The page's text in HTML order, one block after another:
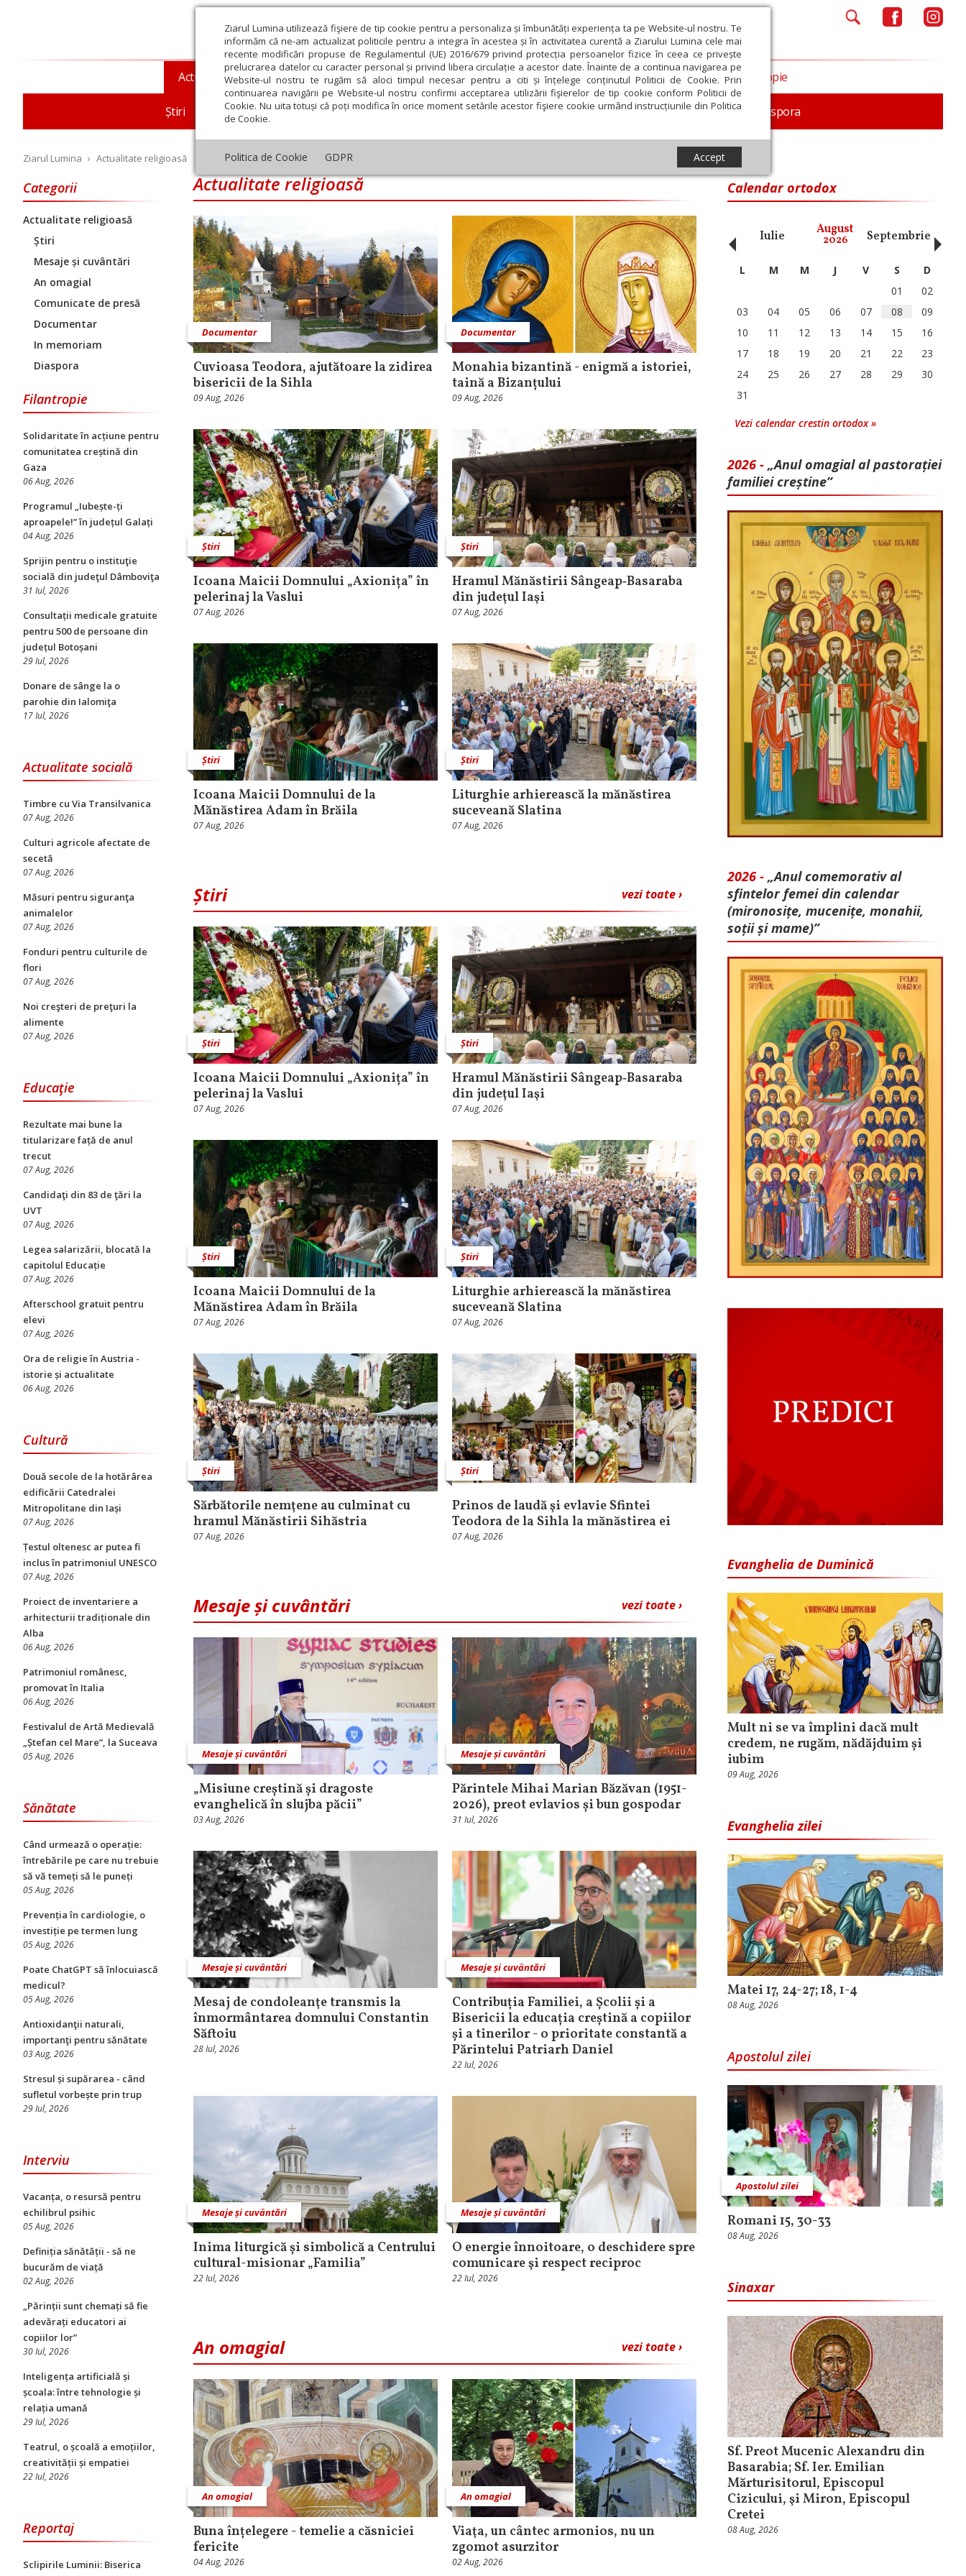
Ziarul Lumina utilizează fişiere de tip cookie pentru a personaliza și îmbunătăți experiența ta pe Website-ul nostru. Te
informăm că ne-am actualizat politicile pentru a integra în acestea și în activitatea curentă a Ziarului Lumina cele mai
recente modificări propuse de Regulamentul (UE) 2016/679 privind protecția persoanelor fizice în ceea ce privește
prelucrarea datelor cu caracter personal și privind libera circulație a acestor date. Înainte de a continua navigarea pe
Website-ul nostru te rugăm să aloci timpul necesar pentru a citi și înțelege conținutul Politicii de Cookie. Prin
continuarea navigării pe Website-ul nostru confirmi acceptarea utilizării fişierelor de tip cookie conform Politicii de
Cookie. Nu uita totuși că poți modifica în orice moment setările acestor fişiere cookie urmând instrucțiunile din Politica
de Cookie.
Politica de Cookie GDPR Accept
Actualitate religioasă
Știri Mesaje și cuvântări An omagial Comunicate de presă Documentar In memoriam Diaspora
Teologie și spiritualitate Educaţie și Cultură Societate Opinii Filantropie
Ziarul Lumina › Actualitate religioasă
Categorii
Actualitate religioasă
Știri
Mesaje și cuvântări
An omagial
Comunicate de presă
Documentar
In memoriam
Diaspora
Filantropie
Solidaritate în acțiune pentru
comunitatea creștină din
Gaza
06 Aug, 2026
Programul „Iubește-ți
aproapele!” în județul Galați
04 Aug, 2026
Sprijin pentru o instituţie
socială din judeţul Dâmboviţa
31 Iul, 2026
Consultații medicale gratuite
pentru 500 de persoane din
județul Botoșani
29 Iul, 2026
Donare de sânge la o
parohie din Ialomiţa
17 Iul, 2026
Actualitate socială
Timbre cu Via Transilvanica
07 Aug, 2026
Culturi agricole afectate de
secetă
07 Aug, 2026
Măsuri pentru siguranţa
animalelor
07 Aug, 2026
Fonduri pentru culturile de
flori
07 Aug, 2026
Noi creşteri de preţuri la
alimente
07 Aug, 2026
Educaţie
Rezultate mai bune la
titularizare față de anul
trecut
07 Aug, 2026
Candidaţi din 83 de ţări la
UVT
07 Aug, 2026
Legea salarizării, blocată la
capitolul Educație
07 Aug, 2026
Afterschool gratuit pentru
elevi
07 Aug, 2026
Ora de religie în Austria -
istorie și actualitate
06 Aug, 2026
Cultură
Două secole de la hotărârea
edificării Catedralei
Mitropolitane din Iași
07 Aug, 2026
Țestul oltenesc ar putea fi
inclus în patrimoniul UNESCO
07 Aug, 2026
Proiect de inventariere a
arhitecturii tradiționale din
Alba
06 Aug, 2026
Patrimoniul românesc,
promovat în Italia
06 Aug, 2026
Festivalul de Artă Medievală
„Ștefan cel Mare”, la Suceava
05 Aug, 2026
Sănătate
Când urmează o operație:
întrebările pe care nu trebuie
să vă temeți să le puneți
05 Aug, 2026
Prevenția în cardiologie, o
investiție pe termen lung
05 Aug, 2026
Poate ChatGPT să înlocuiască
medicul?
05 Aug, 2026
Antioxidanţii naturali,
importanţi pentru sănătate
03 Aug, 2026
Stresul și supărarea - când
sufletul vorbește prin trup
29 Iul, 2026
Interviu
Vacanța, o resursă pentru
echilibrul psihic
05 Aug, 2026
Definiția sănătății - să ne
bucurăm de viață
02 Aug, 2026
„Părinții sunt chemați să fie
adevărați educatori ai
copiilor lor”
30 Iul, 2026
Inteligența artificială și
școala: între tehnologie și
relația umană
29 Iul, 2026
Teatrul, o școală a emoțiilor,
creativității și empatiei
22 Iul, 2026
Reportaj
Sclipirile Luminii: Biserica
Actualitate religioasă
Documentar
Cuvioasa Teodora, ajutătoare la zidirea
bisericii de la Sihla
09 Aug, 2026
Documentar
Monahia bizantină - enigmă a istoriei,
taină a Bizanțului
09 Aug, 2026
Știri
Icoana Maicii Domnului „Axionița” în
pelerinaj la Vaslui
07 Aug, 2026
Știri
Hramul Mănăstirii Sângeap‑Basaraba
din judeţul Iaşi
07 Aug, 2026
Știri
Icoana Maicii Domnului de la
Mănăstirea Adam în Brăila
07 Aug, 2026
Știri
Liturghie arhierească la mănăstirea
suceveană Slatina
07 Aug, 2026
vezi toate ›
Știri
Știri
Icoana Maicii Domnului „Axionița” în
pelerinaj la Vaslui
07 Aug, 2026
Știri
Hramul Mănăstirii Sângeap‑Basaraba
din judeţul Iaşi
07 Aug, 2026
Știri
Icoana Maicii Domnului de la
Mănăstirea Adam în Brăila
07 Aug, 2026
Știri
Liturghie arhierească la mănăstirea
suceveană Slatina
07 Aug, 2026
Știri
Sărbătorile nemţene au culminat cu
hramul Mănăstirii Sihăstria
07 Aug, 2026
Știri
Prinos de laudă şi evlavie Sfintei
Teodora de la Sihla la mănăstirea ei
07 Aug, 2026
vezi toate ›
Mesaje și cuvântări
Mesaje și cuvântări
„Misiune creștină și dragoste
evanghelică în slujba păcii”
03 Aug, 2026
Mesaje și cuvântări
Părintele Mihai Marian Băzăvan (1951-
2026), preot evlavios și bun gospodar
31 Iul, 2026
Mesaje și cuvântări
Mesaj de condoleanţe transmis la
înmormântarea domnului Constantin
Săftoiu
28 Iul, 2026
Mesaje și cuvântări
Contribuția Familiei, a Școlii și a
Bisericii la educația creștină a copiilor
și a tinerilor - o prioritate constantă a
Părintelui Patriarh Daniel
22 Iul, 2026
Mesaje și cuvântări
Inima liturgică și simbolică a Centrului
cultural-misionar „Familia”
22 Iul, 2026
Mesaje și cuvântări
O energie înnoitoare, o deschidere spre
comunicare şi respect reciproc
22 Iul, 2026
vezi toate ›
An omagial
An omagial
Buna înțelegere - temelie a căsniciei
fericite
04 Aug, 2026
An omagial
Viaţa, un cântec armonios, nu un
zgomot asurzitor
02 Aug, 2026
Calendar ortodox
Octombrie Noiembrie Ianuarie Februarie Martie Aprilie Mai Iunie Iulie August
2026 Septembrie
‹ L M M J V S
D
01
02
03
04 05 06 07 08
09
10
11 12 13 14 15
16
17
18 19 20 21 22
23
24
25 26 27 28 29
30
31
Vezi calendar crestin ortodox »
2026 - „Anul omagial al pastorației
familiei creștine”
2026 - „Anul comemorativ al
sfintelor femei din calendar
(mironosițe, mu­cenițe, monahii,
soții și mame)”
Evanghelia de Duminică
Mult ni se va împlini dacă mult
credem, ne rugăm, nădăjduim și
iubim
09 Aug, 2026
Evanghelia zilei
Matei 17, 24-27; 18, 1-4
08 Aug, 2026
Apostolul zilei
Apostolul zilei
Romani 15, 30-33
08 Aug, 2026
Sinaxar
Sf. Preot Mucenic Alexandru din
Basarabia; Sf. Ier. Emilian
Mărturisitorul, Episcopul
Cizicului, şi Miron, Episcopul
Cretei
08 Aug, 2026